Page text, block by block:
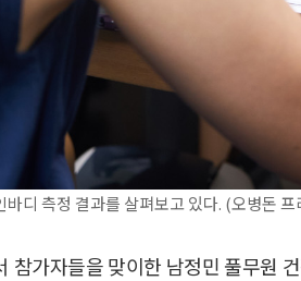
디 측정 결과를 살펴보고 있다. (오병돈 프
참가자들을 맞이한 남정민 풀무원